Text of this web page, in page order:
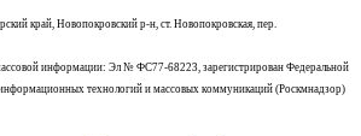
край, Новопокровский р-н, ст. Новопокровская, пер.
информации: Эл № ФС77-68223, зарегистрирован Федеральной
технологий и массовых коммуникаций (Роскмнадзор)